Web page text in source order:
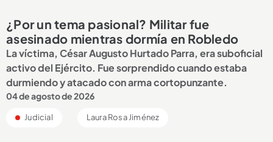
¿Por un tema pasional? Militar fue
asesinado mientras dormía en Robledo
La víctima, César Augusto Hurtado Parra, era suboficial
activo del Ejército. Fue sorprendido cuando estaba
durmiendo y atacado con arma cortopunzante.
04 de agosto de 2026
Judicial Laura Rosa Jiménez